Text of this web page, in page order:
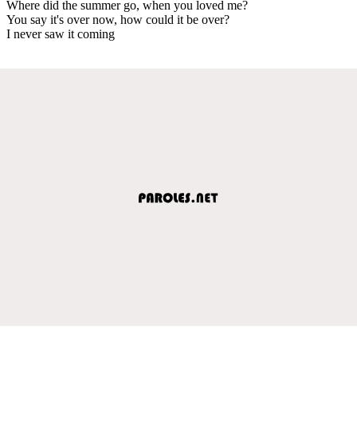
Where did the summer go, when you loved me?
You say it's over now, how could it be over?
I never saw it coming